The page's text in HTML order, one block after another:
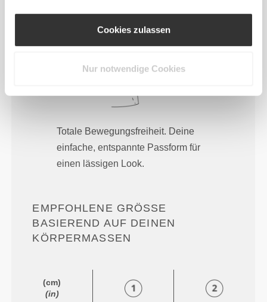
Cookies zulassen
Nur notwendige Cookies
Totale Bewegungsfreiheit. Deine
einfache, entspannte Passform für
einen lässigen Look.
EMPFOHLENE GRÖSSE B
ASIEREND AUF DEINEN K
ÖRPERMASSEN
(cm)
(in)